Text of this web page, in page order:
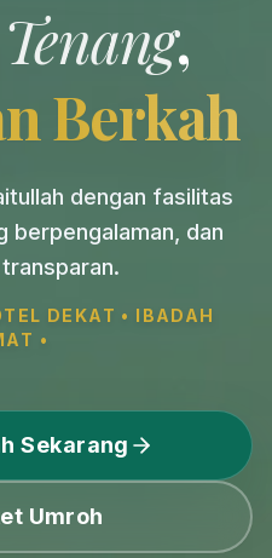
Tenang,
Berkah
dengan fasilitas
berpengalaman, dan
DEKAT • IBADAH
•
Sekarang
Umroh